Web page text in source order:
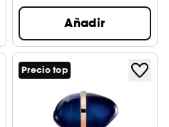
Añadir
Precio top